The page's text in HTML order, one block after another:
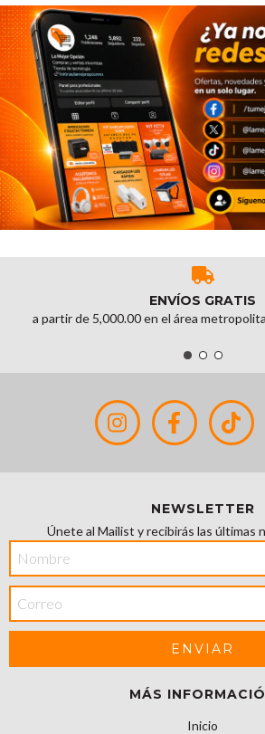
ENVÍOS GRATIS
a partir de 5,000.00 en el área
NEWSLETTER
Únete al Mailist y recibirás las últimas
MÁS
Inicio